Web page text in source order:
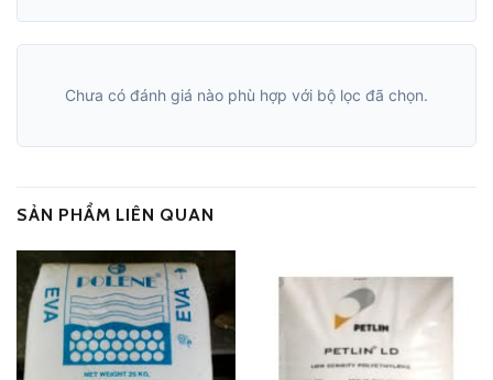
Chưa có đánh giá nào phù hợp với bộ lọc đã chọn.
SẢN PHẨM LIÊN QUAN